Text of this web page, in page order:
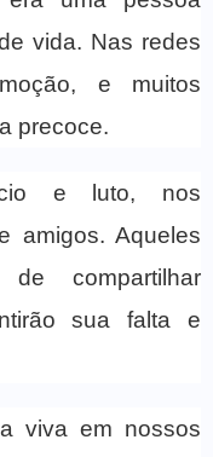
vida. Nas redes
e muitos
precoce.
e luto, nos
amigos. Aqueles
compartilhar
sua falta e
viva em nossos